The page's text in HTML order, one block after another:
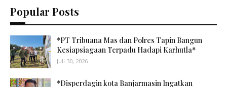
Popular Posts
*PT Tribuana Mas dan Polres Tapin Bangun
Kesiapsiagaan Terpadu Hadapi Karhutla*
Juli 30, 2026
*Disperdagin kota Banjarmasin Ingatkan